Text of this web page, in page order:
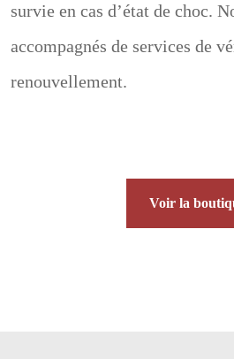
survie en cas d’état de choc.
accompagnés de services de
renouvellement.
Voir la